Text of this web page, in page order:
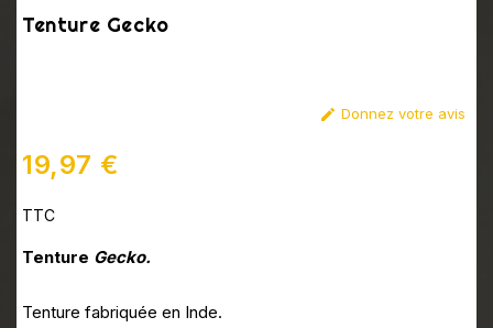
Tenture Gecko
 Donnez votre avis
19,97 €
TTC
Tenture Gecko.
Tenture fabriquée en Inde.